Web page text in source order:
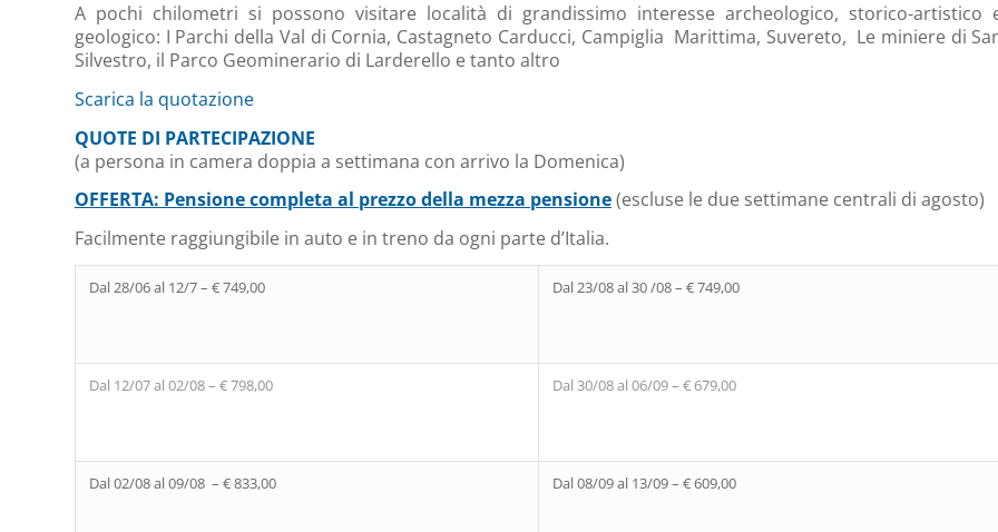
A pochi chilometri si possono visitare località di grandissimo interesse archeologico, storico-artistico
geologico: I Parchi della Val di Cornia, Castagneto Carducci, Campiglia Marittima, Suvereto, Le miniere di
Silvestro, il Parco Geominerario di Larderello e tanto altro
Scarica la quotazione
QUOTE DI PARTECIPAZIONE
(a persona in camera doppia a settimana con arrivo la Domenica)
OFFERTA: Pensione completa al prezzo della mezza pensione(escluse le due settimane centrali di agosto)
Facilmente raggiungibile in auto e in treno da ogni parte d’Italia.
Dal 28/06 al 12/7 – € 749,00 Dal 23/08 al 30 /08 – € 749,00
Dal 12/07 al 02/08 – € 798,00 Dal 30/08 al 06/09 – € 679,00
Dal 02/08 al 09/08 – € 833,00 Dal 08/09 al 13/09 – € 609,00